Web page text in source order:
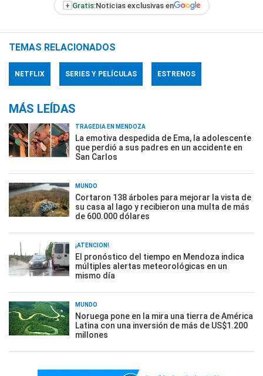
+ Gratis:Noticias exclusivas en
TEMAS RELACIONADOS
NETFLIX SERIES Y PELÍCULAS ESTRENOS
MÁS LEÍDAS
TRAGEDIA EN MENDOZA
La emotiva despedida de Ema, la adolescente
que perdió a sus padres en un accidente en
San Carlos
MUNDO
Cortaron 138 árboles para mejorar la vista de
su casa al lago y recibieron una multa de más
de 600.000 dólares
¡ATENCIÓN!
El pronóstico del tiempo en Mendoza indica
múltiples alertas meteorológicas en un
mismo día
MUNDO
Noruega pone en la mira una tierra de América
Latina con una inversión de más de US$1.200
millones